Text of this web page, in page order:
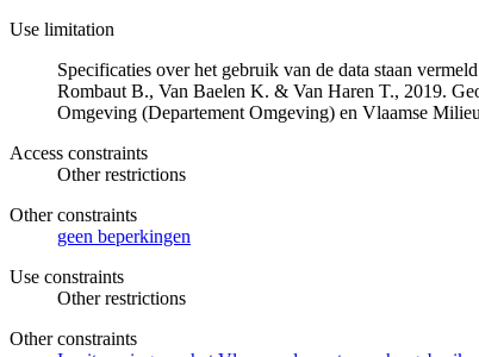
Use limitation
Specificaties over het gebruik van de data staan
Rombaut B., Van Baelen K. & Van Haren T., 2019.
Omgeving (Departement Omgeving) en Vlaamse
Access constraints
Other restrictions
Other constraints
geen beperkingen
Use constraints
Other restrictions
Other constraints